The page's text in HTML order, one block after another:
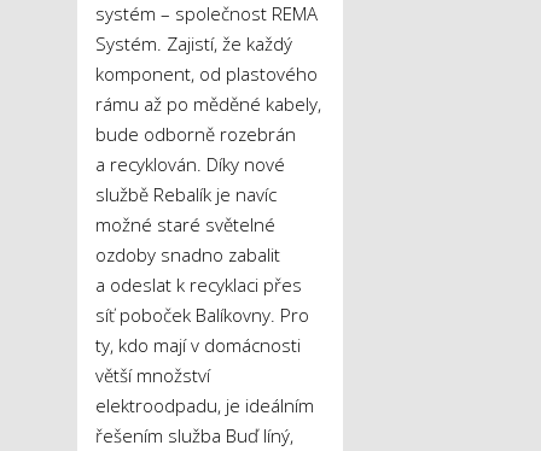
systém – společnost REMA
Systém. Zajistí, že každý
komponent, od plastového
rámu až po měděné kabely,
bude odborně rozebrán
a recyklován. Díky nové
službě Rebalík je navíc
možné staré světelné
ozdoby snadno zabalit
a odeslat k recyklaci přes
síť poboček Balíkovny. Pro
ty, kdo mají v domácnosti
větší množství
elektroodpadu, je ideálním
řešením služba Buď líný,